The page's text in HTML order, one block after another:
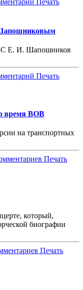
Е. И. Шапошников
Печать
время ВОВ
на транспортных
Печать
который,
биографии
Печать